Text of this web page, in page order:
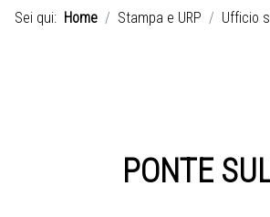
Sei qui: Home Stampa e URP Ufficio
PONTE